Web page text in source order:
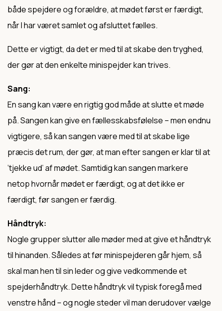
både spejdere og forældre, at mødet først er færdigt,
når I har været samlet og afsluttet fælles.
Dette er vigtigt, da det er med til at skabe den tryghed,
der gør at den enkelte minispejder kan trives.
Sang:
En sang kan være en rigtig god måde at slutte et møde
på. Sangen kan give en fællesskabsfølelse – men endnu
vigtigere, så kan sangen være med til at skabe lige
præcis det rum, der gør, at man efter sangen er klar til at
’tjekke ud’ af mødet. Samtidig kan sangen markere
netop hvornår mødet er færdigt, og at det ikke er
færdigt, før sangen er færdig.
Håndtryk:
Nogle grupper slutter alle møder med at give et håndtryk
til hinanden. Således at før minispejderen går hjem, så
skal man hen til sin leder og give vedkommende et
spejderhåndtryk. Dette håndtryk vil typisk foregå med
venstre hånd – og nogle steder vil man derudover vælge